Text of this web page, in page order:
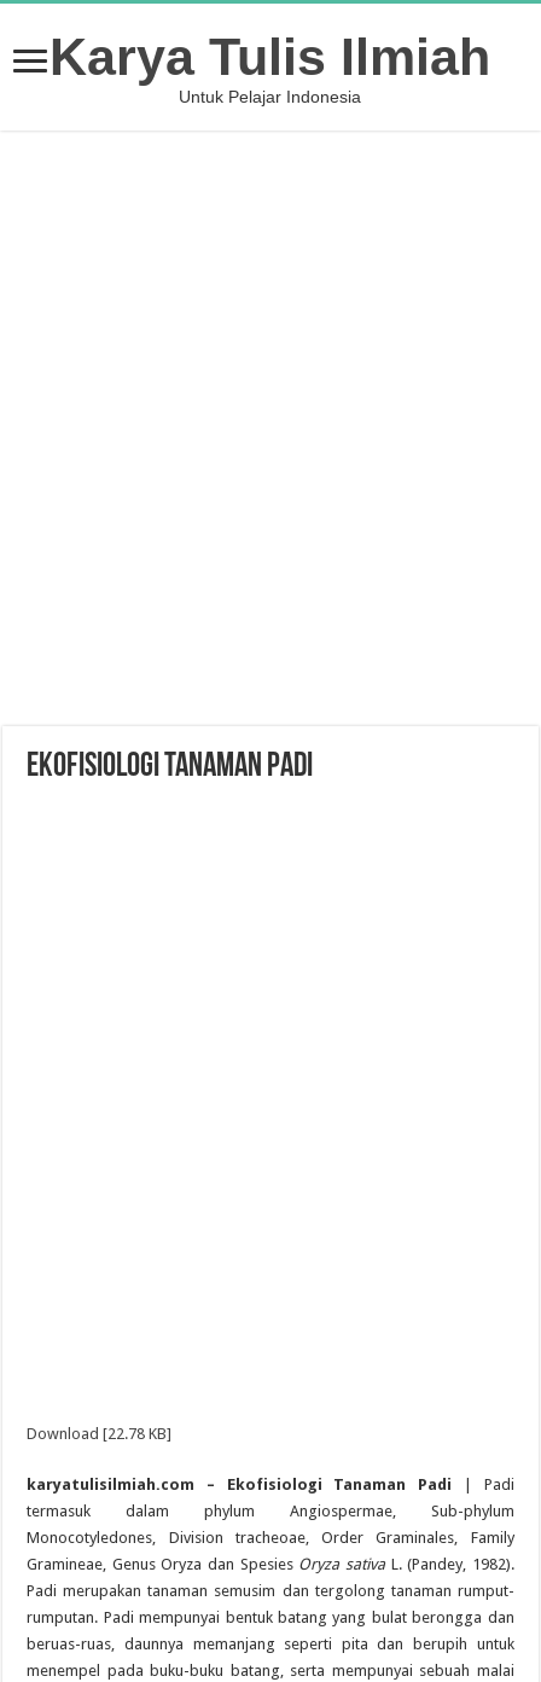
Karya Tulis Ilmiah
Untuk Pelajar Indonesia
Ekofisiologi Tanaman Padi
Download [22.78 KB]
karyatulisilmiah.com – Ekofisiologi Tanaman Padi | Padi
termasuk dalam phylum Angiospermae, Sub-phylum
Monocotyledones, Division tracheoae, Order Graminales, Family
Gramineae, Genus Oryza dan Spesies Oryza sativaL. (Pandey, 1982).
Padi merupakan tanaman semusim dan tergolong tanaman rumput-
rumputan. Padi mempunyai bentuk batang yang bulat berongga dan
beruas-ruas, daunnya memanjang seperti pita dan berupih untuk
menempel pada buku-buku batang, serta mempunyai sebuah malai